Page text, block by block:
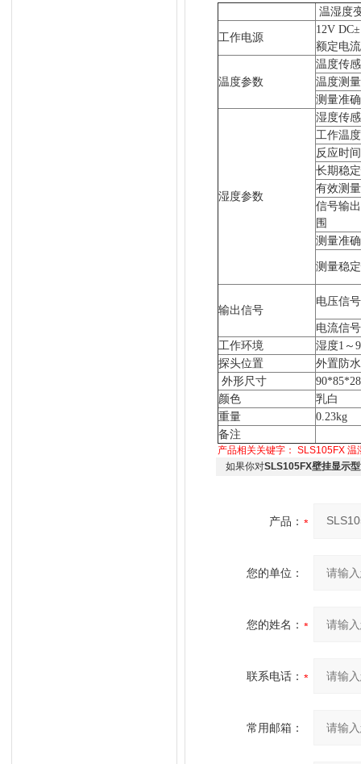
温湿度
工作电源
12V
额定电
温度参数
温度传
温度测
测量准
湿度参数
湿度传
工作温度
反应时
长期稳
有效测
信号输
围
测量准
测量稳
输出信号
电压信号
电流信号
工作环境
湿度1
探头位置
外置防
外形尺寸
颜色
乳白
重量
0.23kg
备注
产品相关关键字： SLS105FX 温
如果你对SLS105FX壁挂显示
产品：
您的单位：
您的姓名：
联系电话：
常用邮箱：